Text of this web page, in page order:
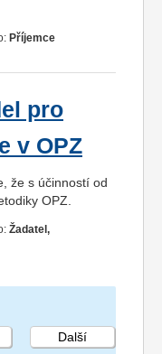
Příjemce
pro
v OPZ
že s účinností od
OPZ.
Žadatel,
Další